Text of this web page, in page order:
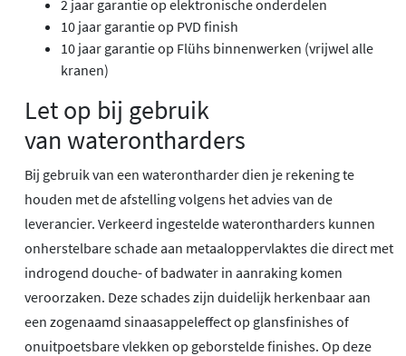
2 jaar garantie op elektronische onderdelen
10 jaar garantie op PVD finish
10 jaar garantie op Flühs binnenwerken (vrijwel alle
kranen)
Let op bij gebruik
van waterontharders
Bij gebruik van een waterontharder dien je rekening te
houden met de afstelling volgens het advies van de
leverancier. Verkeerd ingestelde waterontharders kunnen
onherstelbare schade aan metaaloppervlaktes die direct met
indrogend douche- of badwater in aanraking komen
veroorzaken. Deze schades zijn duidelijk herkenbaar aan
een zogenaamd sinaasappeleffect op glansfinishes of
onuitpoetsbare vlekken op geborstelde finishes. Op deze